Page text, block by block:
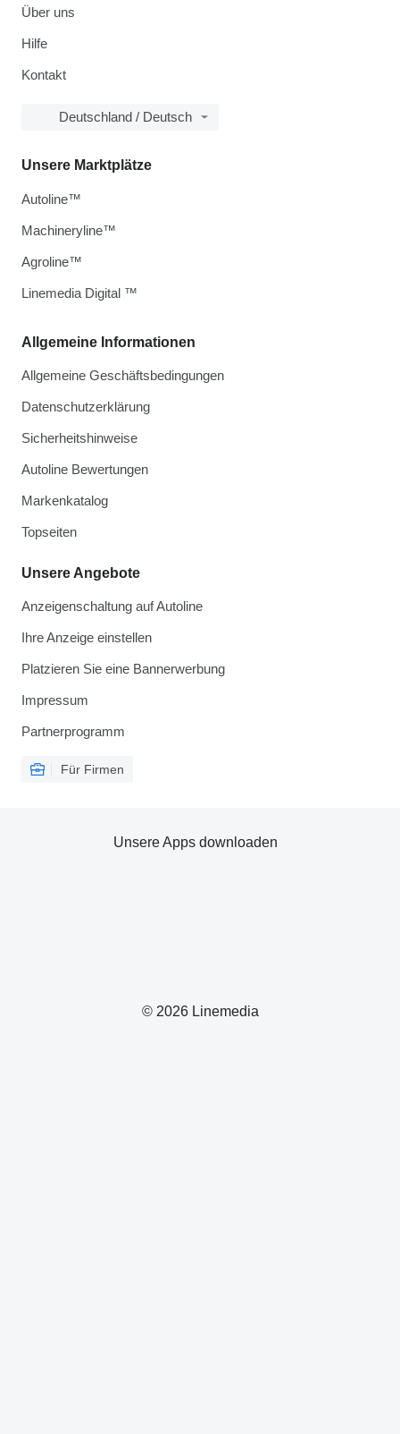
Über uns
Hilfe
Kontakt
Deutschland / Deutsch
Allgemeine Informationen
Allgemeine Geschäftsbedingungen
Datenschutzerklärung
Sicherheitshinweise
Autoline Bewertungen
Markenkatalog
Topseiten
Unsere Angebote
Anzeigenschaltung auf Autoline
Ihre Anzeige einstellen
Platzieren Sie eine Bannerwerbung
Impressum
Partnerprogramm
Für Firmen
Unsere Marktplätze
Autoline™
Machineryline™
Agroline™
Linemedia Digital ™
© 2026 Linemedia
Unsere Apps downloaden